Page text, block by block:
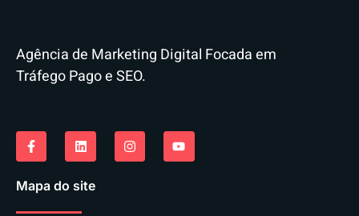
Agência de Marketing Digital Focada em
Tráfego Pago e SEO.
Mapa do site